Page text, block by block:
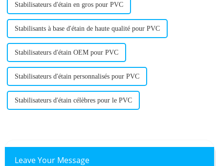
Stabilisateurs d'étain en gros pour PVC
Stabilisants à base d'étain de haute qualité pour PVC
Stabilisateurs d'étain OEM pour PVC
Stabilisateurs d'étain personnalisés pour PVC
Stabilisateurs d'étain célèbres pour le PVC
Leave Your Message